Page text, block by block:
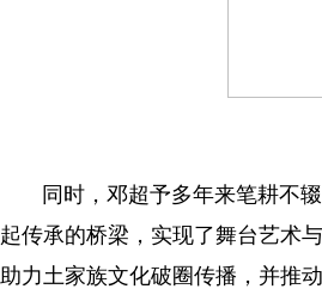
同时，邓超予多年来笔耕不辍
起传承的桥梁，实现了舞台艺术
助力土家族文化破圈传播，并推